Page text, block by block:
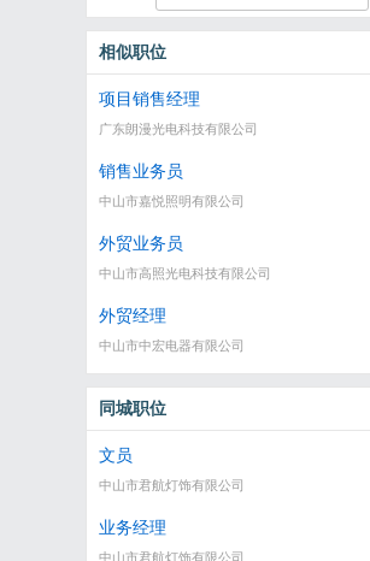
相似职位
项目销售经理
广东朗漫光电科技有限公司
销售业务员
中山市嘉悦照明有限公司
外贸业务员
中山市高照光电科技有限公司
外贸经理
中山市中宏电器有限公司
同城职位
文员
中山市君航灯饰有限公司
业务经理
中山市君航灯饰有限公司